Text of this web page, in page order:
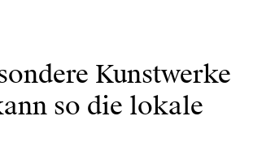
Kunstwerke
so die lokale